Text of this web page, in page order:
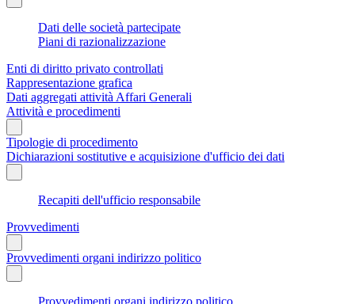
Dati delle società partecipate
Piani di razionalizzazione
Enti di diritto privato controllati
Rappresentazione grafica
Dati aggregati attività Affari Generali
Attività e procedimenti
Tipologie di procedimento
Dichiarazioni sostitutive e acquisizione d'ufficio dei dati
Recapiti dell'ufficio responsabile
Provvedimenti
Provvedimenti organi indirizzo politico
Provvedimenti organi indirizzo politico